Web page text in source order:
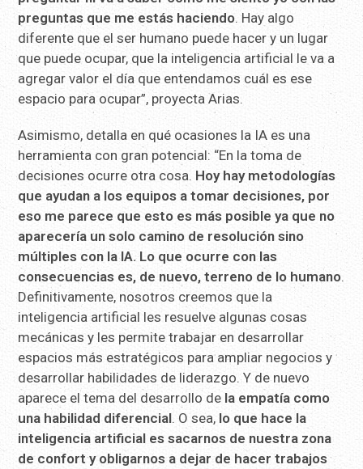
preguntas que me estás haciendo. Hay algo
diferente que el ser humano puede hacer y un lugar
que puede ocupar, que la inteligencia artificial le va a
agregar valor el día que entendamos cuál es ese
espacio para ocupar”, proyecta Arias.
Asimismo, detalla en qué ocasiones la IA es una
herramienta con gran potencial: “En la toma de
decisiones ocurre otra cosa. Hoy hay metodologías
que ayudan a los equipos a tomar decisiones, por
eso me parece que esto es más posible ya que no
aparecería un solo camino de resolución sino
múltiples con la IA. Lo que ocurre con las
consecuencias es, de nuevo, terreno de lo humano.
Definitivamente, nosotros creemos que la
inteligencia artificial les resuelve algunas cosas
mecánicas y les permite trabajar en desarrollar
espacios más estratégicos para ampliar negocios y
desarrollar habilidades de liderazgo. Y de nuevo
aparece el tema del desarrollo de la empatía como
una habilidad diferencial. O sea, lo que hace la
inteligencia artificial es sacarnos de nuestra zona
de confort y obligarnos a dejar de hacer trabajos